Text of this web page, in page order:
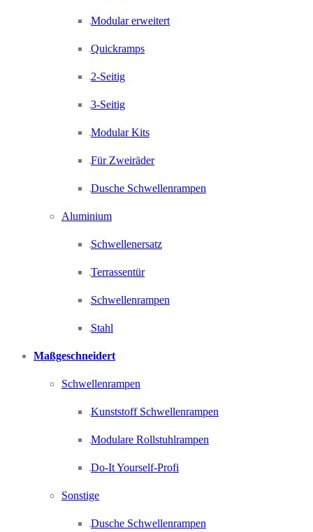
Modular erweitert
Quickramps
2-Seitig
3-Seitig
Modular Kits
Für Zweiräder
Dusche Schwellenrampen
Aluminium
Schwellenersatz
Terrassentür
Schwellenrampen
Stahl
Maßgeschneidert
Schwellenrampen
Kunststoff Schwellenrampen
Modulare Rollstuhlrampen
Do-It Yourself-Profi
Sonstige
Dusche Schwellenrampen